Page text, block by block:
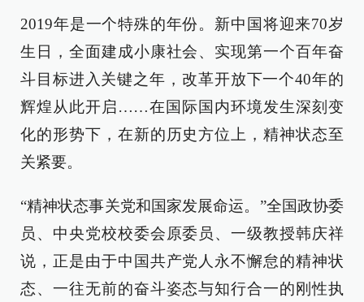
2019年是一个特殊的年份。新中国将迎来70岁
生日，全面建成小康社会、实现第一个百年奋
斗目标进入关键之年，改革开放下一个40年的
辉煌从此开启……在国际国内环境发生深刻变
化的形势下，在新的历史方位上，精神状态至
关紧要。
“精神状态事关党和国家发展命运。”全国政协委
员、中央党校校委会原委员、一级教授韩庆祥
说，正是由于中国共产党人永不懈怠的精神状
态、一往无前的奋斗姿态与知行合一的刚性执